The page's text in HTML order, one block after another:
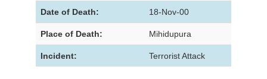
Date of Death: 18-Nov-00
Place of Death: Mihidupura
Incident: Terrorist Attack